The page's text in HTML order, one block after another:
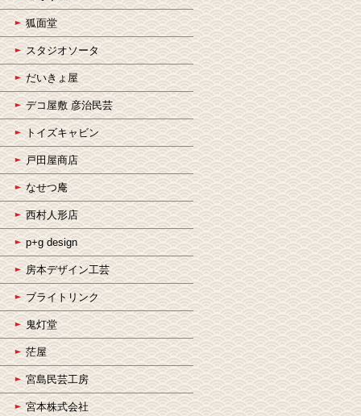
狐面堂
スタジオソータ
だいきょ屋
デコ屋敷 彦治民芸
トイズキャビン
戸田屋商店
なせつ庵
西村人形店
p+g design
房本デザイン工芸
ブライトリンク
鬼灯堂
茫屋
宮島民芸工房
宮本株式会社